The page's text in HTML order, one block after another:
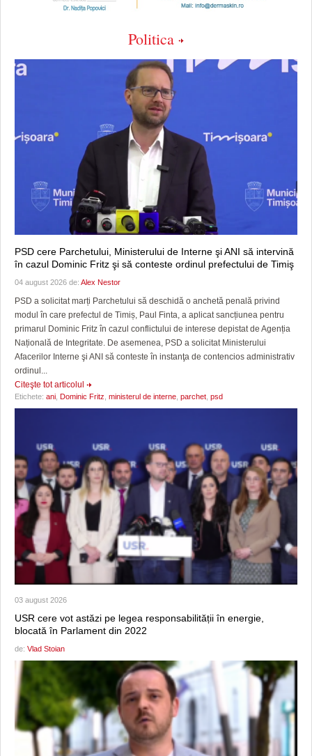
Politica
PSD cere Parchetului, Ministerului de Interne şi ANI să intervină
în cazul Dominic Fritz şi să conteste ordinul prefectului de Timiş
04 august 2026 de: Alex Nestor
PSD a solicitat marți Parchetului să deschidă o anchetă penală privind
modul în care prefectul de Timiș, Paul Finta, a aplicat sancțiunea pentru
primarul Dominic Fritz în cazul conflictului de interese depistat de Agenția
Națională de Integritate. De asemenea, PSD a solicitat Ministerului
Afacerilor Interne şi ANI să conteste în instanţa de contencios administrativ
ordinul...
Citeşte tot articolul
Etichete: ani Dominic Fritz ministerul de interne parchet psd
03 august 2026
USR cere vot astăzi pe legea responsabilității în energie,
blocată în Parlament din 2022
de: Vlad Stoian